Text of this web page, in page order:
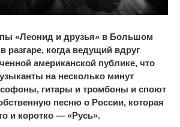
«Леонид и друзья» в Большом
разгаре, когда ведущий вдруг
американской публике, что
на несколько минут
гитары и тромбоны и споют
песню о России, которая
и коротко — «Русь».